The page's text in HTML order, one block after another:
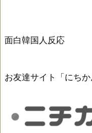
面白韓国人反応
お友達サイト「にち